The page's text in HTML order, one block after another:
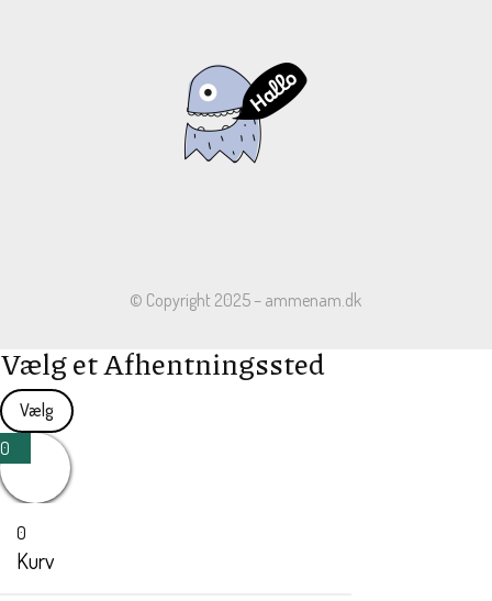
© Copyright 2025 – ammenam.dk
Vælg et Afhentningssted
Vælg
0
0
Kurv